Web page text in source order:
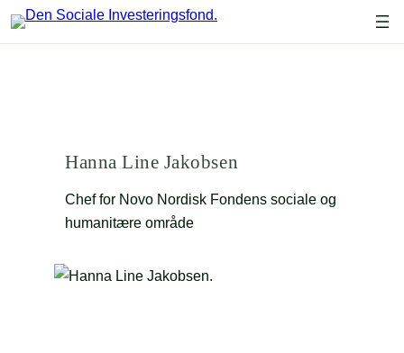
Spring
Hanna Line Jakobsen
Chef for Novo Nordisk Fondens sociale og
humanitære område